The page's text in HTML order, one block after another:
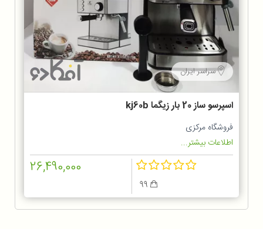
سراسر ایران
اسپرسو ساز 20 بار زیگما kj60b
فروشگاه مرکزی
اطلاعات بیشتر...
26,490,000